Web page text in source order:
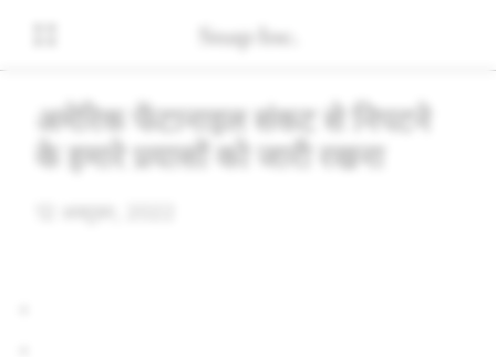
अमेरिकी फेंटानाइल संकट से निपटने
के हमारे प्रयासों को जारी रखना